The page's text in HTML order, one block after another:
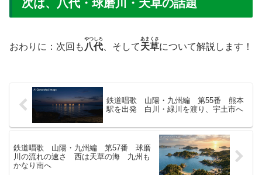
次は、八代・球磨川・天草の話題
おわりに：次回も 八代
やつしろ
、そして天草
あまくさ
について解説します！
鉄道唱歌 山陽・九州編 第55番 熊本
駅を出発 白川・緑川を渡り、宇土市へ
鉄道唱歌 山陽・九州編 第57番 球磨
川の流れの速さ 西は天草の海 九州も
かなり南へ